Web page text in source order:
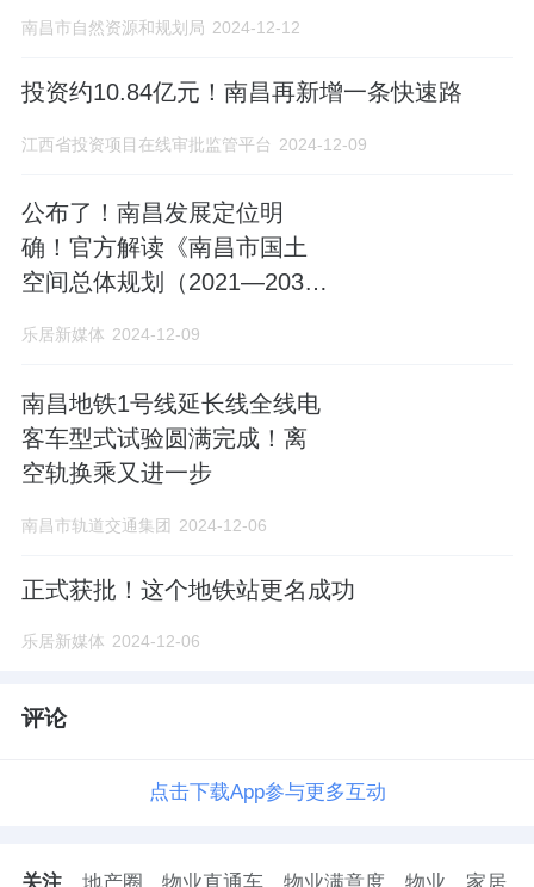
严格开发强度管控，提高土地节约集约利用水
机更新和土地综合整治。彰显城乡自然与文化
特色，健全文化遗产与自然遗产空间保护机
高度、体量、色彩等空间要素的管控引导，保
护好历史城区和历史文化街区。构建文化资
系，塑造河湖环绕的滨水城市特色风貌。
维护规划严肃性权威性。《规划》是对南昌市
国土空间作出的全局安排，是全市国土空间保
护、开发、利用、修复的政策和总纲，必须严
格执行，任何部门和个人不得随意修改、违规
全各级各类国土空间规划实施监测评估预警机
制，将规划评估结果作为规划实施监督考核的
动机制，实施规划全生命周期管理。
做好规划实施保障。江西省人民政府、自然资
南昌市自然资源和规划局 2024-12-12
投资约10.84亿元！南昌再新增一条快速路
江西省投资项目在线审批监管平台 2024-12-09
公布了！南昌发展定位明
确！官方解读《南昌市国土
空间总体规划（2021—2035
乐居新媒体 2024-12-09
南昌地铁1号线延长线全线电
客车型式试验圆满完成！离
空轨换乘又进一步
南昌市轨道交通集团 2024-12-06
正式获批！这个地铁站更名成功
乐居新媒体 2024-12-06
评论
点击下载App参与更多互动